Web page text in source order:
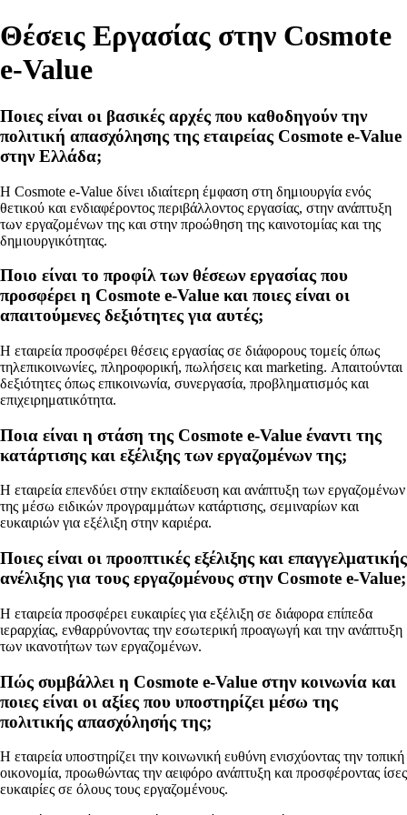
Θέσεις Εργασίας στην Cosmote
e-Value
Ποιες είναι οι βασικές αρχές που καθοδηγούν την
πολιτική απασχόλησης της εταιρείας Cosmote e-Value
στην Ελλάδα;
Η Cosmote e-Value δίνει ιδιαίτερη έμφαση στη δημιουργία ενός
θετικού και ενδιαφέροντος περιβάλλοντος εργασίας, στην ανάπτυξη
των εργαζομένων της και στην προώθηση της καινοτομίας και της
δημιουργικότητας.
Ποιο είναι το προφίλ των θέσεων εργασίας που
προσφέρει η Cosmote e-Value και ποιες είναι οι
απαιτούμενες δεξιότητες για αυτές;
Η εταιρεία προσφέρει θέσεις εργασίας σε διάφορους τομείς όπως
τηλεπικοινωνίες, πληροφορική, πωλήσεις και marketing. Απαιτούνται
δεξιότητες όπως επικοινωνία, συνεργασία, προβληματισμός και
επιχειρηματικότητα.
Ποια είναι η στάση της Cosmote e-Value έναντι της
κατάρτισης και εξέλιξης των εργαζομένων της;
Η εταιρεία επενδύει στην εκπαίδευση και ανάπτυξη των εργαζομένων
της μέσω ειδικών προγραμμάτων κατάρτισης, σεμιναρίων και
ευκαιριών για εξέλιξη στην καριέρα.
Ποιες είναι οι προοπτικές εξέλιξης και επαγγελματικής
ανέλιξης για τους εργαζομένους στην Cosmote e-Value;
Η εταιρεία προσφέρει ευκαιρίες για εξέλιξη σε διάφορα επίπεδα
ιεραρχίας, ενθαρρύνοντας την εσωτερική προαγωγή και την ανάπτυξη
των ικανοτήτων των εργαζομένων.
Πώς συμβάλλει η Cosmote e-Value στην κοινωνία και
ποιες είναι οι αξίες που υποστηρίζει μέσω της
πολιτικής απασχόλησής της;
Η εταιρεία υποστηρίζει την κοινωνική ευθύνη ενισχύοντας την τοπική
οικονομία, προωθώντας την αειφόρο ανάπτυξη και προσφέροντας ίσες
ευκαιρίες σε όλους τους εργαζομένους.